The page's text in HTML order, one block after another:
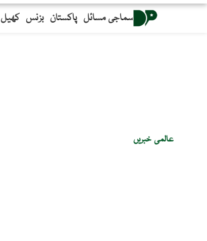
سماجی مسائل پاکستان بزنس کھیل
عالمی خبریں